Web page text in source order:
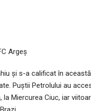
Argeș
și s-a calificat în
Puștii Petrolului au
Miercurea Ciuc, iar